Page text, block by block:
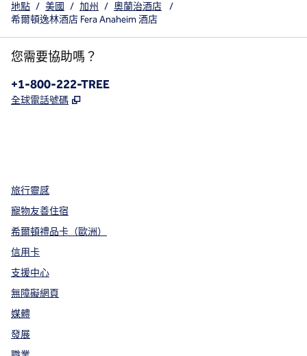
地點 / 美國 / 加州 / 奧蘭治酒店
/
希爾頓逸林酒店 Fera Anaheim 酒店
您需要協助嗎？
電話：
+1-800-222-TREE
全球電話號碼 ,
旅行靈感
寵物友善住宿
希爾頓禮品卡（歐洲）
信用卡
支援中心
無障礙網頁
媒體
發展